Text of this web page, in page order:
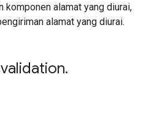
alamat yang diurai,
alamat yang diurai.
.